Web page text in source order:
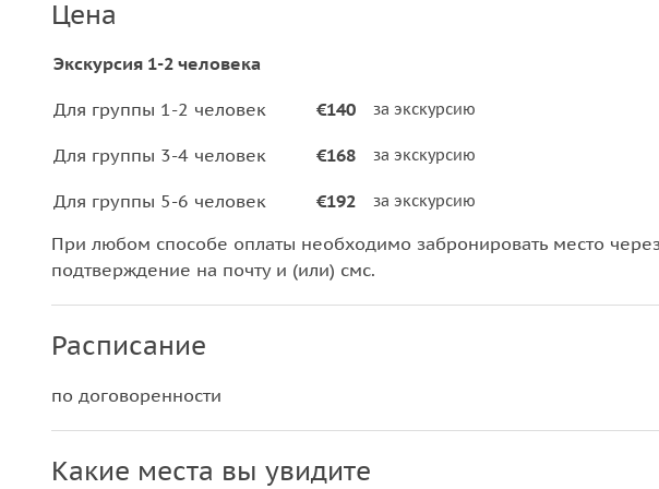
Цена
Экскурсия 1-2 человека
Для группы 1-2 человек €140 за экскурсию
Для группы 3-4 человек €168 за экскурсию
Для группы 5-6 человек €192 за экскурсию
При любом способе оплаты необходимо забронировать место
подтверждение на почту и (или) смс.
Расписание
по договоренности
Какие места вы увидите